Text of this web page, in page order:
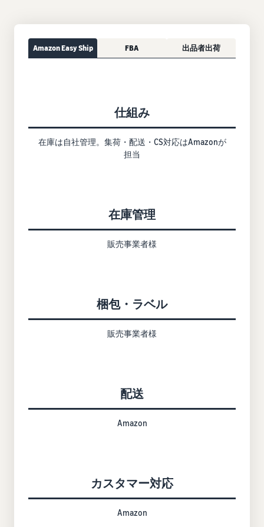
Amazon Easy Ship FBA 出品者出荷
仕組み
在庫は自社管理。集荷・配送・CS対応はAmazonが
担当
在庫管理
販売事業者様
梱包・ラベル
販売事業者様
配送
Amazon
カスタマー対応
Amazon